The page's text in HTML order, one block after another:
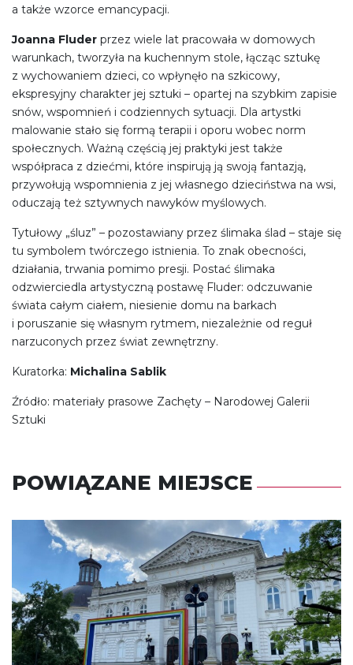
a także wzorce emancypacji.
Joanna Fluder przez wiele lat pracowała w domowych
warunkach, tworzyła na kuchennym stole, łącząc sztukę
z wychowaniem dzieci, co wpłynęło na szkicowy,
ekspresyjny charakter jej sztuki – opartej na szybkim zapisie
snów, wspomnień i codziennych sytuacji. Dla artystki
malowanie stało się formą terapii i oporu wobec norm
społecznych. Ważną częścią jej praktyki jest także
współpraca z dziećmi, które inspirują ją swoją fantazją,
przywołują wspomnienia z jej własnego dzieciństwa na wsi,
oduczają też sztywnych nawyków myślowych.
Tytułowy „śluz” – pozostawiany przez ślimaka ślad – staje się
tu symbolem twórczego istnienia. To znak obecności,
działania, trwania pomimo presji. Postać ślimaka
odzwierciedla artystyczną postawę Fluder: odczuwanie
świata całym ciałem, niesienie domu na barkach
i poruszanie się własnym rytmem, niezależnie od reguł
narzuconych przez świat zewnętrzny.
Kuratorka: Michalina Sablik
Źródło: materiały prasowe Zachęty – Narodowej Galerii
Sztuki
POWIĄZANE MIEJSCE